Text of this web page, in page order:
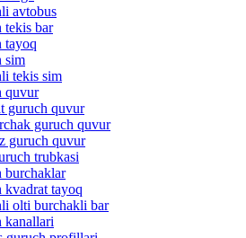
avtobus
tekis bar
tayoq
sim
tekis sim
quvur
guruch quvur
guruch quvur
guruch quvur
trubkasi
burchaklar
kvadrat tayoq
olti burchakli bar
kanallari